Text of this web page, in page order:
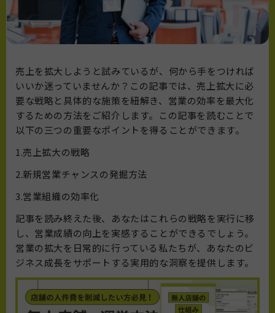
売上を拡大しようと試みているが、何から手をつければ
いいか迷っていませんか？この記事では、売上拡大に必
要な戦略と具体的な施策を紐解き、営業の効率を最大化
するための方法をご紹介します。この記事を読むことで
以下の三つの重要なポイントを得ることができます。
1.売上拡大の戦略
2.新規営業チャンスの発掘方法
3.営業組織の効率化
記事を読み終えた後、あなたはこれらの戦略を実行に移
し、営業成績の向上を実感することができるでしょう。
営業の拡大を日常的に行っている私たちが、あなたのビ
ジネス成長をサポートする実用的な洞察を提供します。